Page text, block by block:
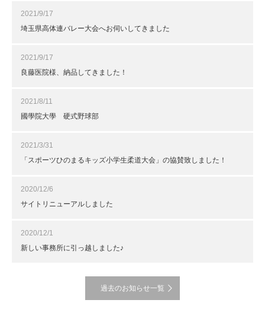
2021/9/17
埼玉県高体連バレー大会へお伺いしてきました
2021/9/17
良藤医院様、納品してきました！
2021/8/11
國學院大學 硬式野球部
2021/3/31
「スポーツひのまるキッズ小学生柔道大会」の協賛致しました！
2020/12/6
サイトリニューアルしました
2020/12/1
新しい事務所に引っ越しました♪
過去のお知らせ一覧